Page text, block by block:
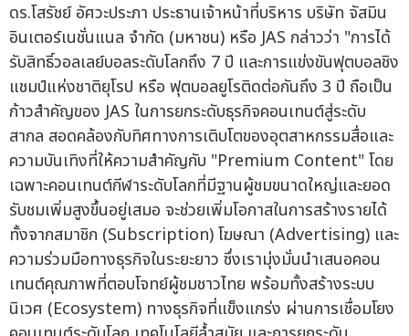
ดร.โสรัชย์ อัศวะประภา ประธานเจ้าหน้าที่บริหาร บริษัท จัสมิน
อินเตอร์เนชั่นแนล จำกัด (มหาชน) หรือ JAS กล่าวว่า "การได้
รับสิทธิ์วอลเลย์บอลระดับโลกถึง 7 ปี และการแข่งขันฟุตบอลชิง
แชมป์แห่งชาติยุโรป หรือ ฟุตบอลยูโรติดต่อกันถึง 3 ปี ถือเป็น
ก้าวสำคัญของ JAS ในการยกระดับธุรกิจคอนเทนต์สู่ระดับ
สากล สอดคล้องกับทิศทางการเติบโตของอุตสาหกรรมสื่อและ
ความบันเทิงที่ให้ความสำคัญกับ "Premium Content" โดย
เฉพาะคอนเทนต์กีฬาระดับโลกที่มีฐานผู้ชมขนาดใหญ่และยอด
รับชมเพิ่มสูงขึ้นอยู่เสมอ จะช่วยเพิ่มโอกาสในการสร้างรายได้
ทั้งจากสมาชิก (Subscription) โฆษณา (Advertising) และ
ความร่วมมือทางธุรกิจในระยะยาว ซึ่งเรามุ่งมั่นนำเสนอคอน
เทนต์คุณภาพที่ตอบโจทย์ผู้ชมชาวไทย พร้อมทั้งสร้างระบบ
นิเวศ (Ecosystem) ทางธุรกิจที่แข็งแกร่ง ผ่านการเชื่อมโยง